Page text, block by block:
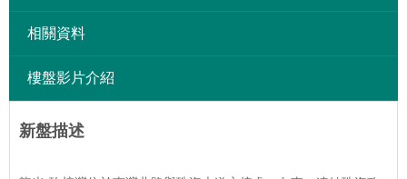
相關資料
樓盤影片介紹
新盤描述